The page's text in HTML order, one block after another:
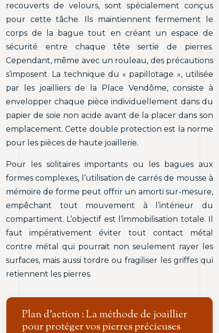
recouverts de velours, sont spécialement conçus
pour cette tâche. Ils maintiennent fermement le
corps de la bague tout en créant un espace de
sécurité entre chaque tête sertie de pierres.
Cependant, même avec un rouleau, des précautions
s’imposent. La technique du « papillotage », utilisée
par les joailliers de la Place Vendôme, consiste à
envelopper chaque pièce individuellement dans du
papier de soie non acide avant de la placer dans son
emplacement. Cette double protection est la norme
pour les pièces de haute joaillerie.
Pour les solitaires importants ou les bagues aux
formes complexes, l’utilisation de carrés de mousse à
mémoire de forme peut offrir un amorti sur-mesure,
empêchant tout mouvement à l’intérieur du
compartiment. L’objectif est l’immobilisation totale. Il
faut impérativement éviter tout contact métal
contre métal qui pourrait non seulement rayer les
surfaces, mais aussi tordre ou fragiliser les griffes qui
retiennent les pierres.
Plan d’action : La méthode de joaillier
pour protéger vos pierres précieuses